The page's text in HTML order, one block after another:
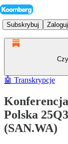
Subskrybuj
🤖 Transkrypcje
Polska
(SAN.WA)